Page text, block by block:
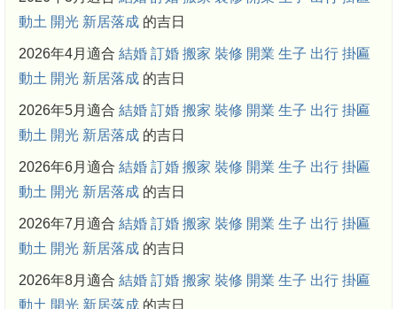
動土 開光 新居落成 的吉日
2026年4月適合 結婚 訂婚 搬家 裝修 開業 生子 出行 掛匾
動土 開光 新居落成 的吉日
2026年5月適合 結婚 訂婚 搬家 裝修 開業 生子 出行 掛匾
動土 開光 新居落成 的吉日
2026年6月適合 結婚 訂婚 搬家 裝修 開業 生子 出行 掛匾
動土 開光 新居落成 的吉日
2026年7月適合 結婚 訂婚 搬家 裝修 開業 生子 出行 掛匾
動土 開光 新居落成 的吉日
2026年8月適合 結婚 訂婚 搬家 裝修 開業 生子 出行 掛匾
動土 開光 新居落成 的吉日